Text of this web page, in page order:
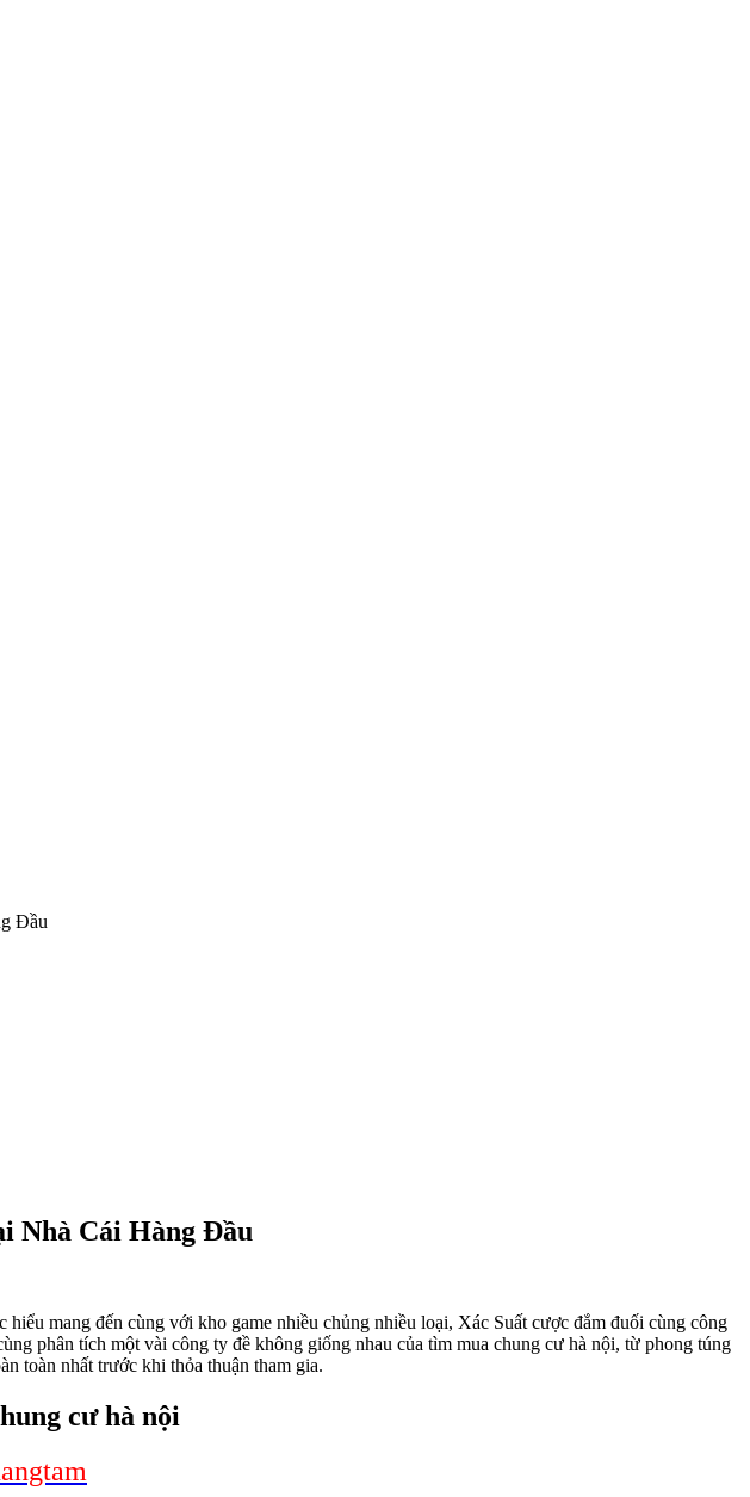
Đầu
Nhà Cái Hàng Đầu
mang đến cùng với kho game nhiều chủng nhiều loại, Xác Suất cược đắm đuối cùng công
phân tích một vài công ty đề không giống nhau của tìm mua chung cư hà nội, từ phong túng
toàn nhất trước khi thỏa thuận tham gia.
cư hà nội